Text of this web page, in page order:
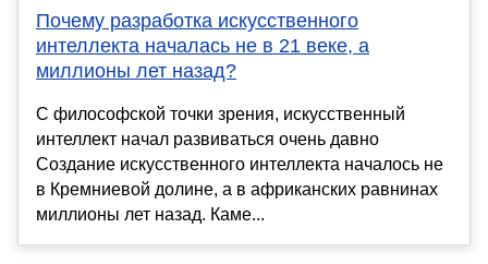
Почему разработка искусственного
интеллекта началась не в 21 веке, а
миллионы лет назад?
С философской точки зрения, искусственный
интеллект начал развиваться очень давно
Создание искусственного интеллекта началось не
в Кремниевой долине, а в африканских равнинах
миллионы лет назад. Каме...